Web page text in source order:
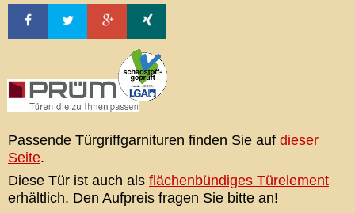
Passende Türgriffgarnituren finden Sie auf dieser
Seite.
Diese Tür ist auch als flächenbündiges Türelement
erhältlich. Den Aufpreis fragen Sie bitte an!